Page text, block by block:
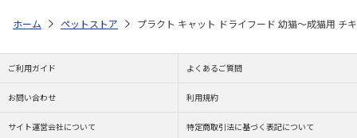
ホーム ペットストア プラクト キャット ドライフード 幼猫～成猫用 チ
ご利用ガイド よくあるご質問
お問い合わせ 利用規約
サイト運営会社について 特定商取引法に基づく表記について